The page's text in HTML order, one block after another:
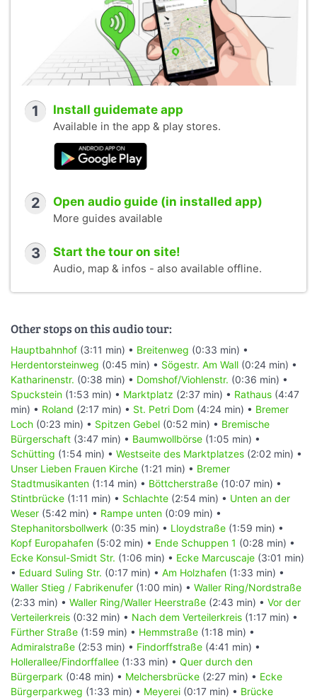
1 Install guidemate app
Available in the app & play stores.
2 Open audio guide (in installed app)
More guides available
3 Start the tour on site!
Audio, map & infos - also available offline.
Other stops on this audio tour:
Hauptbahnhof (3:11 min) • Breitenweg (0:33 min) •
Herdentorsteinweg (0:45 min) • Sögestr. Am Wall (0:24 min) •
Katharinenstr. (0:38 min) • Domshof/Viohlenstr. (0:36 min) •
Spuckstein (1:53 min) • Marktplatz (2:37 min) • Rathaus (4:47
min) • Roland (2:17 min) • St. Petri Dom (4:24 min) • Bremer
Loch (0:23 min) • Spitzen Gebel (0:52 min) • Bremische
Bürgerschaft (3:47 min) • Baumwollbörse (1:05 min) •
Schütting (1:54 min) • Westseite des Marktplatzes (2:02 min) •
Unser Lieben Frauen Kirche (1:21 min) • Bremer
Stadtmusikanten (1:14 min) • Böttcherstraße (10:07 min) •
Stintbrücke (1:11 min) • Schlachte (2:54 min) • Unten an der
Weser (5:42 min) • Rampe unten (0:09 min) •
Stephanitorsbollwerk (0:35 min) • Lloydstraße (1:59 min) •
Kopf Europahafen (5:02 min) • Ende Schuppen 1 (0:28 min) •
Ecke Konsul-Smidt Str. (1:06 min) • Ecke Marcuscaje (3:01 min)
• Eduard Suling Str. (0:17 min) • Am Holzhafen (1:33 min) •
Waller Stieg / Fabrikenufer (1:00 min) • Waller Ring/Nordstraße
(2:33 min) • Waller Ring/Waller Heerstraße (2:43 min) • Vor der
Verteilerkreis (0:32 min) • Nach dem Verteilerkreis (1:17 min) •
Fürther Straße (1:59 min) • Hemmstraße (1:18 min) •
Admiralstraße (2:53 min) • Findorffstraße (4:41 min) •
Hollerallee/Findorffallee (1:33 min) • Quer durch den
Bürgerpark (0:48 min) • Melchersbrücke (2:27 min) • Ecke
Bürgerparkweg (1:33 min) • Meyerei (0:17 min) • Brücke